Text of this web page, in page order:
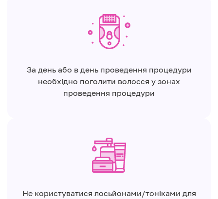
За день або в день проведення процедури
необхідно поголити волосся у зонах
проведення процедури
Не користуватися лосьйонами/тоніками для